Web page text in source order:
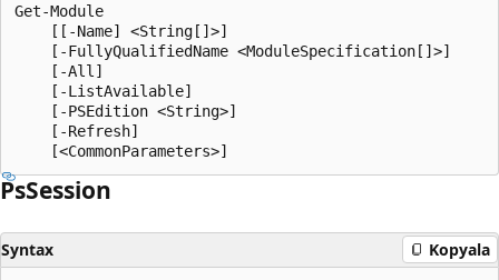
Get-Module
    [[-Name] <String[]>]
    [-FullyQualifiedName <ModuleSpecification[]>]
    [-All]
    [-ListAvailable]
    [-PSEdition <String>]
    [-Refresh]
PsSession
Syntax Kopyala